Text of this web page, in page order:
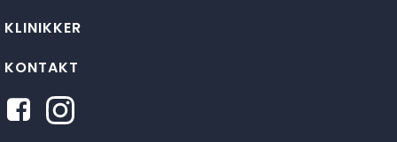
KLINIKKER
KONTAKT